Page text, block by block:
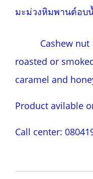
มะม่วงหิมพานต์อบ
Cashew nut
roasted or
caramel and
Product avilable
Call center: